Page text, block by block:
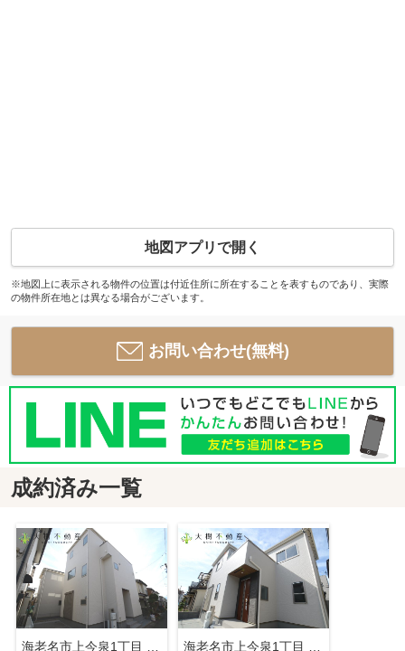
地図アプリで開く
※地図上に表示される物件の位置は付近住所に所在することを表すものであり、実際
の物件所在地とは異なる場合がございます。
お問い合わせ(無料)
成約済み一覧